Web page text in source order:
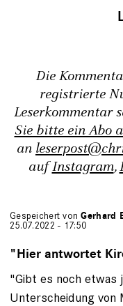
Die
registrierte
Leserkommentar
Sie bitte ein Abo
an
aufInstagram,
Gespeichert vonGerhard
25.07.2022 - 17:50
"Hier antwortet
"Gibt es noch etwas
Unterscheidung von